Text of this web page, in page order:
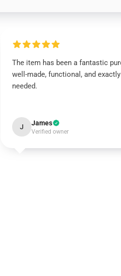
The item has been a fantastic
well-made, functional, and
needed.
J James
Verified owner